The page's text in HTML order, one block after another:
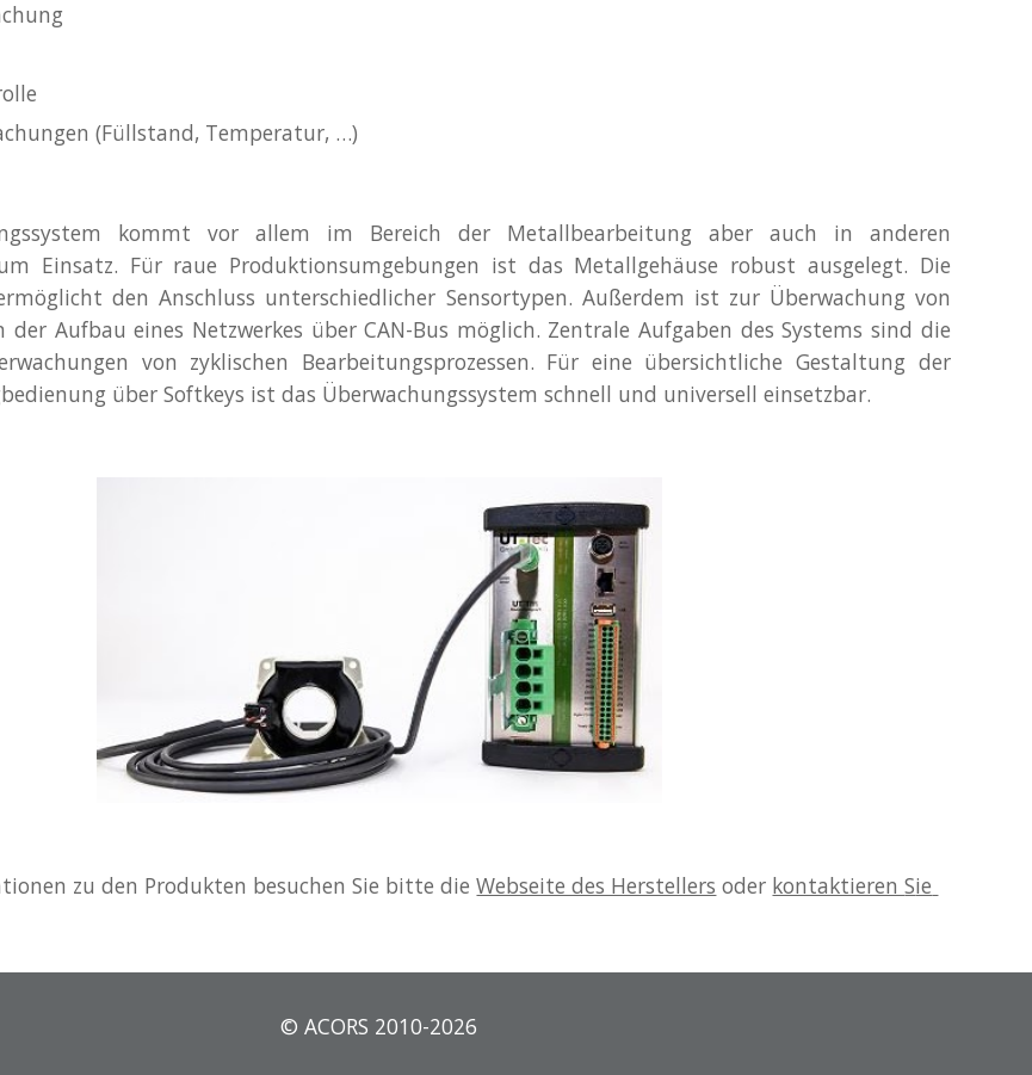
(Füllstand, Temperatur, …)
kommt vor allem im Bereich der Metallbearbeitung aber auch in anderen
Einsatz. Für raue Produktionsumgebungen ist das Metallgehäuse robust ausgelegt. Die
den Anschluss unterschiedlicher Sensortypen. Außerdem ist zur Überwachung von
der Aufbau eines Netzwerkes über CAN-Bus möglich. Zentrale Aufgaben des Systems sind die
von zyklischen Bearbeitungsprozessen. Für eine übersichtliche Gestaltung der
über Softkeys ist das Überwachungssystem schnell und universell einsetzbar.
zu den Produkten besuchen Sie bitte die Webseite des Herstellers oder kontaktieren Sie
© ACORS 2010-2026